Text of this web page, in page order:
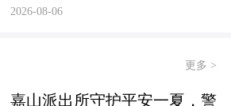
2026-08-06
更多 >
嘉山派出所守护平安一夏，警